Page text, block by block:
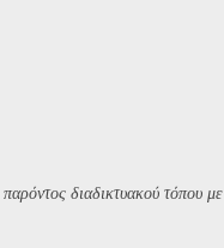
διαδικτυακού τόπου με